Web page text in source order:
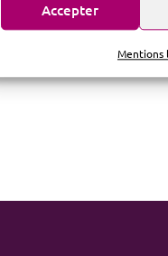
Accepter
Mentions